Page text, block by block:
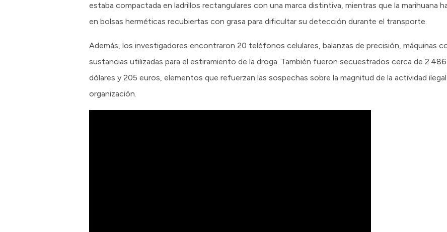
estaba compactada en ladrillos rectangulares con una marca distintiva, mientras que la marihuana
en bolsas herméticas recubiertas con grasa para dificultar su detección durante el transporte.
Además, los investigadores encontraron 20 teléfonos celulares, balanzas de precisión, máquinas
sustancias utilizadas para el estiramiento de la droga. También fueron secuestrados cerca de
dólares y 205 euros, elementos que refuerzan las sospechas sobre la magnitud de la actividad
organización.